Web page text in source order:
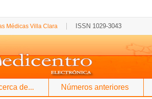
Médicas Villa Clara ISSN 1029-3043
de... Números anteriores